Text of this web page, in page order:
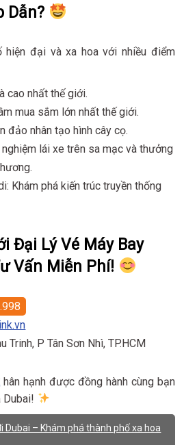
Dẫn?
hiện đại và xa hoa với nhiều điểm
cao nhất thế giới.
mua sắm lớn nhất thế giới.
đảo nhân tạo hình cây cọ.
lái xe trên sa mạc và thưởng
Khám phá kiến trúc truyền thống
Đại Lý Vé Máy Bay
Vấn Miễn Phí!
Trinh, P Tân Sơn Nhì, TP.HCM
hân hạnh được đồng hành cùng bạn
Dubai!
Dubai – Khám phá thành phố xa hoa